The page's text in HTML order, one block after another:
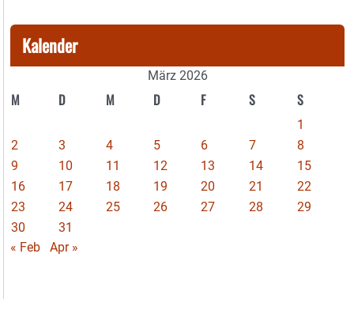
Kalender
März 2026
M D M D F S S
1
2
3 4 5 6 7
8
9
10 11 12 13 14
15
16
17 18 19 20 21
22
23
24 25 26 27 28
29
30
31
« Feb
Apr »